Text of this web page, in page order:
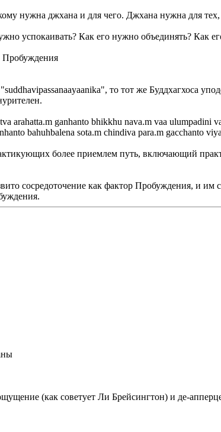
нужна джхана и для чего. Джхана нужна для
успокаивать? Как его нужно объединять? Как
Пробуждения
то тот же Буддхагхоса
arahatta.m ganhanto bhikkhu nava.m vaa ulumpadini
bahuhbalena sota.m chindiva para.m gacchanto
более приемлем путь, включающий
сосредоточение как фактор Пробуждения, и
(как советует Ли Брейсингтон) и де-